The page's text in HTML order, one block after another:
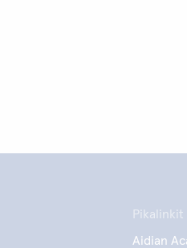
Pikalinkit
Aidian